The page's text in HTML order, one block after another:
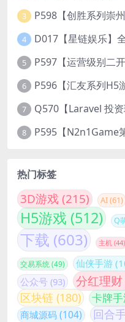
3
4
5
6
7
8
热门标签
3D游戏 (215) AI(61)
H5游戏 (512) Q
下载 (603) 主机 (44)
交易系统 (49) 仙侠手游
公众号 (93) 分红理财
区块链 (180) 卡牌
商城源码(104) 回合